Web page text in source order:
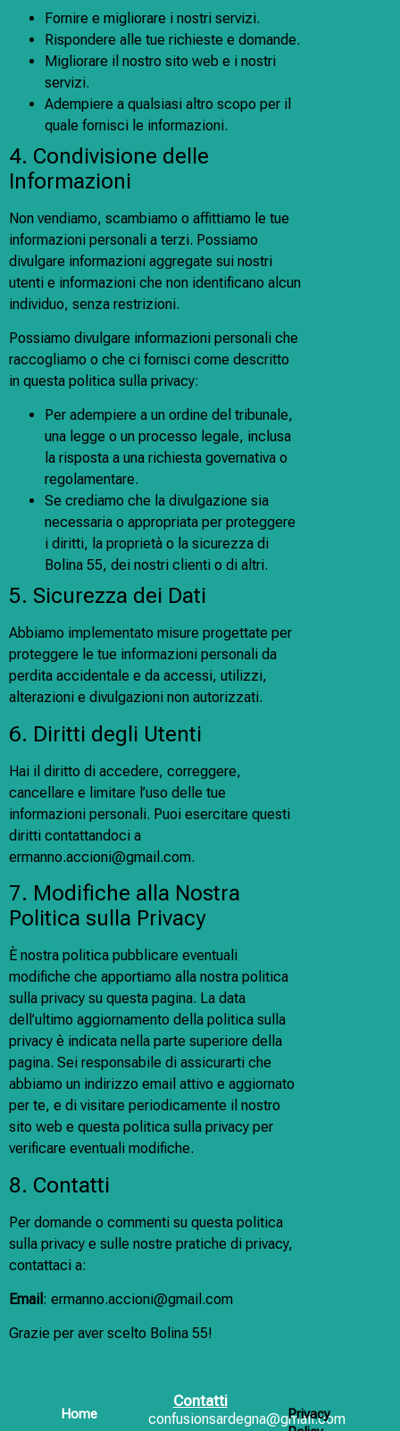
Fornire e migliorare i nostri servizi.
Rispondere alle tue richieste e domande.
Migliorare il nostro sito web e i nostri
servizi.
Adempiere a qualsiasi altro scopo per il
quale fornisci le informazioni.
4. Condivisione delle
Informazioni
Non vendiamo, scambiamo o affittiamo le tue
informazioni personali a terzi. Possiamo
divulgare informazioni aggregate sui nostri
utenti e informazioni che non identificano alcun
individuo, senza restrizioni.
Possiamo divulgare informazioni personali che
raccogliamo o che ci fornisci come descritto
in questa politica sulla privacy:
Per adempiere a un ordine del tribunale,
una legge o un processo legale, inclusa
la risposta a una richiesta governativa o
regolamentare.
Se crediamo che la divulgazione sia
necessaria o appropriata per proteggere
i diritti, la proprietà o la sicurezza di
Bolina 55, dei nostri clienti o di altri.
5. Sicurezza dei Dati
Abbiamo implementato misure progettate per
proteggere le tue informazioni personali da
perdita accidentale e da accessi, utilizzi,
alterazioni e divulgazioni non autorizzati.
6. Diritti degli Utenti
Hai il diritto di accedere, correggere,
cancellare e limitare l’uso delle tue
informazioni personali. Puoi esercitare questi
diritti contattandoci a
ermanno.accioni@gmail.com.
7. Modifiche alla Nostra
Politica sulla Privacy
È nostra politica pubblicare eventuali
modifiche che apportiamo alla nostra politica
sulla privacy su questa pagina. La data
dell’ultimo aggiornamento della politica sulla
privacy è indicata nella parte superiore della
pagina. Sei responsabile di assicurarti che
abbiamo un indirizzo email attivo e aggiornato
per te, e di visitare periodicamente il nostro
sito web e questa politica sulla privacy per
verificare eventuali modifiche.
8. Contatti
Per domande o commenti su questa politica
sulla privacy e sulle nostre pratiche di privacy,
contattaci a:
Email : ermanno.accioni@gmail.com
Grazie per aver scelto Bolina 55!
Home
Contatti
confusionsardegna@gmail.com
Privacy